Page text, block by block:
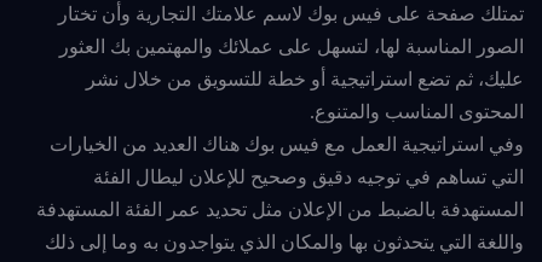
تمتلك صفحة على فيس بوك لاسم علامتك التجارية وأن تختار
الصور المناسبة لها، لتسهل على عملائك والمهتمين بك العثور
عليك، ثم تضع استراتيجية أو خطة للتسويق من خلال نشر
المحتوى المناسب والمتنوع.
وفي استراتيجية العمل مع فيس بوك هناك العديد من الخيارات
التي تساهم في توجيه دقيق وصحيح للإعلان ليطال الفئة
المستهدفة بالضبط من الإعلان مثل تحديد عمر الفئة المستهدفة
واللغة التي يتحدثون بها والمكان الذي يتواجدون به وما إلى ذلك